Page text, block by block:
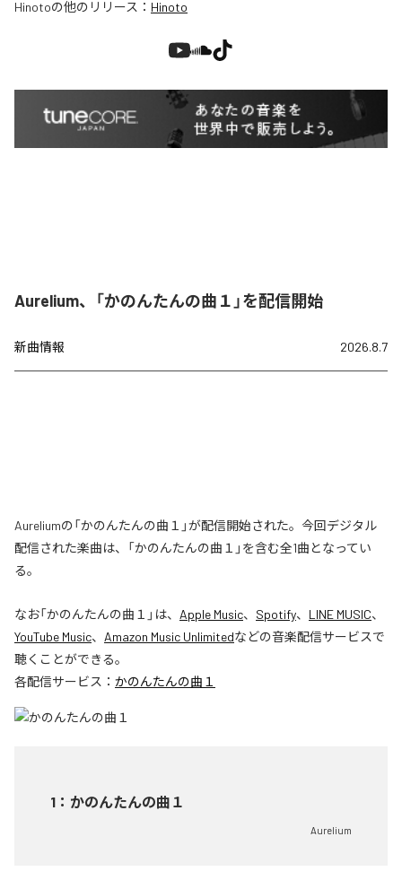
Hinotoの他のリリース： Hinoto
Aurelium、「かのんたんの曲１」を配信開始
新曲情報 2026.8.7
Aureliumの「かのんたんの曲１」が配信開始された。今回デジタル
配信された楽曲は、「かのんたんの曲１」を含む全1曲となってい
る。
なお「かのんたんの曲１ 」は、 Apple Music、 Spotify、 LINE MUSIC、
YouTube Music、 Amazon Music Unlimitedなどの音楽配信サービスで
聴くことができる。
各配信サービス： かのんたんの曲１
1 ： かのんたんの曲１
Aurelium